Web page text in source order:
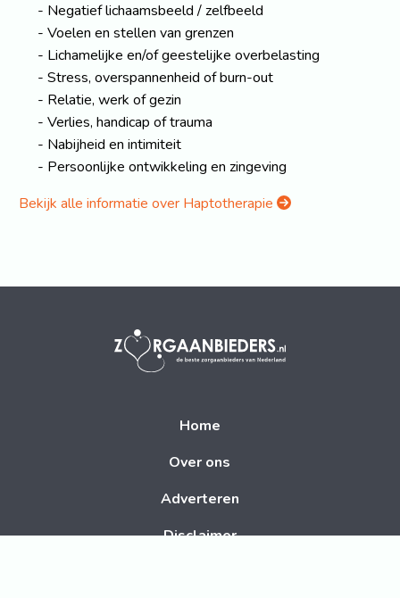
Negatief lichaamsbeeld / zelfbeeld
Voelen en stellen van grenzen
Lichamelijke en/of geestelijke overbelasting
Stress, overspannenheid of burn-out
Relatie, werk of gezin
Verlies, handicap of trauma
Nabijheid en intimiteit
Persoonlijke ontwikkeling en zingeving
Bekijk alle informatie over Haptotherapie
Home
Over ons
Adverteren
Disclaimer